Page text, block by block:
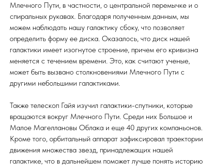
Млечного Пути, в частности, о центральной перемычке и о
спиральных рукавах. Благодаря полученным данным, мы
можем наблюдать нашу галактику сбоку, что позволяет
определить форму ее диска. Оказалось, что диск нашей
галактики имеет изогнутое строение, причем его кривизна
меняется с течением времени. Это, как считают ученые,
может быть вызвано столкновениями Млечного Пути с
другими небольшими галактиками.
Также телескоп Гайя изучил галактики-спутники, которые
вращаются вокруг Млечного Пути. Среди них Большое и
Малое Магеллановы Облака и еще 40 других компаньонов.
Кроме того, орбитальный аппарат зафиксировал траектории
движения множества звезд, принадлежащих нашей
галактике, что в дальнейшем поможет лучше понять историю